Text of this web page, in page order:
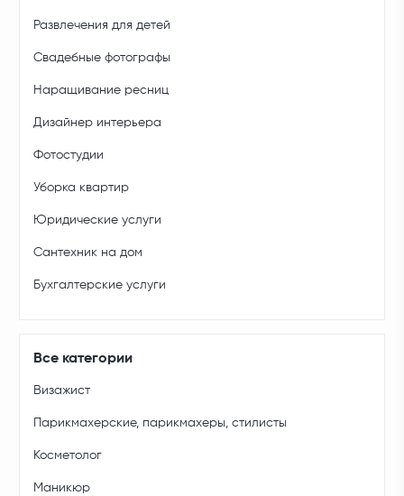
Развлечения для детей
Свадебные фотографы
Наращивание ресниц
Дизайнер интерьера
Фотостудии
Уборка квартир
Юридические услуги
Сантехник на дом
Бухгалтерские услуги
Все категории
Визажист
Парикмахерские, парикмахеры, стилисты
Косметолог
Маникюр